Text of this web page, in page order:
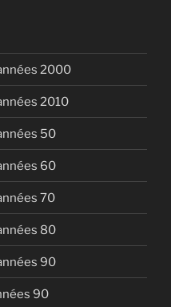
2000
2010
50
60
70
80
90
90